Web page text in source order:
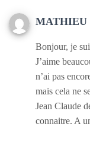
MATHIEU
Bonjour, je
J’aime
n’ai pas
mais cela ne
Jean Claude
connaitre. A